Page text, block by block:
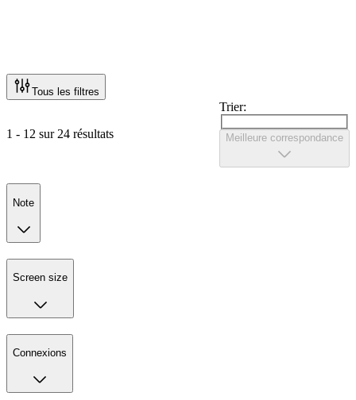
Tous les filtres
1 - 12 sur 24 résultats
Trier:
Meilleure correspondance
Note
Screen size
Connexions